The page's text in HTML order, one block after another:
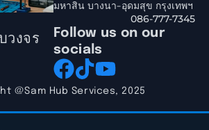
วงจร
Follow us on our
socials
มหาสิน บางนา-อุดมสุข กรุงเทพฯ
086-777-7345
@Sam Hub Services, 2025